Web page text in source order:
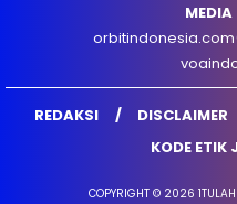
MEDIA
REDAKSI DISCLAIMER
KODE ETIK
COPYRIGHT © 2026